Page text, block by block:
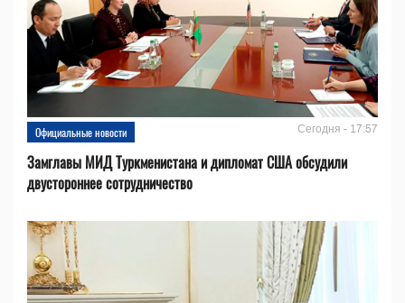
Официальные новости Сегодня - 17:57
Замглавы МИД Туркменистана и дипломат США обсудили
двустороннее сотрудничество